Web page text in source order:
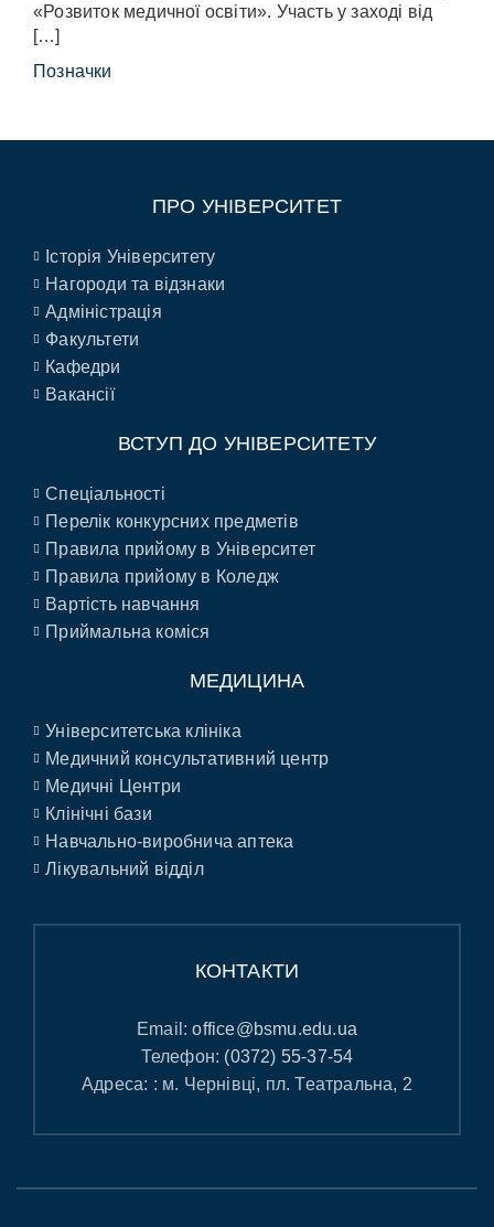
«Розвиток медичної освіти». Участь у заході від
[…]
Позначки
ПРО УНІВЕРСИТЕТ
Історія Університету
Нагороди та відзнаки
Адміністрація
Факультети
Кафедри
Вакансії
ВСТУП ДО УНІВЕРСИТЕТУ
Спеціальності
Перелік конкурсних предметів
Правила прийому в Університет
Правила прийому в Коледж
Вартість навчання
Приймальна коміся
МЕДИЦИНА
Університетська клініка
Медичний консультативний центр
Медичні Центри
Клінічні бази
Навчально-виробнича аптека
Лікувальний відділ
КОНТАКТИ
Email:office@bsmu.edu.ua
Телефон: (0372) 55-37-54
Адреса: : м. Чернівці, пл. Театральна, 2